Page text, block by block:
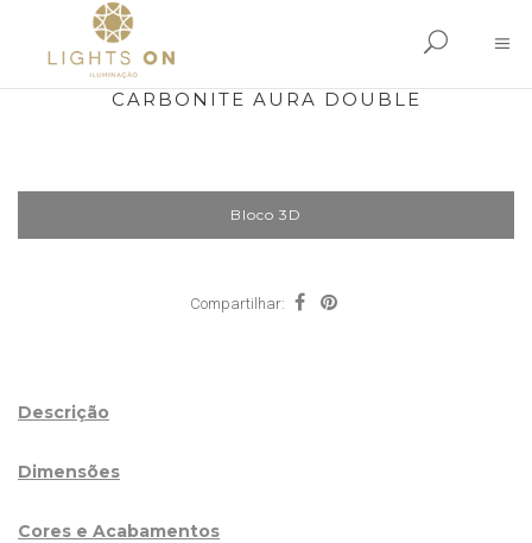
CARBONITE AURA DOUBLE
Bloco 3D
Compartilhar:
Descrição
Dimensões
Cores e Acabamentos